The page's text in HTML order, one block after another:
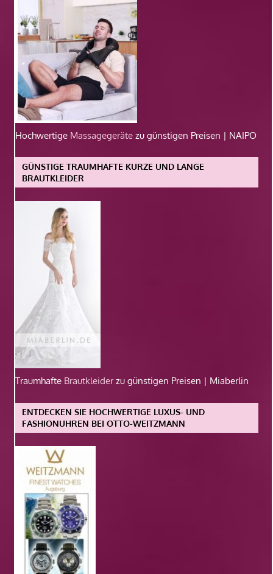
Hochwertige Massagegeräte zu günstigen Preisen | NAIPO
GÜNSTIGE TRAUMHAFTE KURZE UND LANGE
BRAUTKLEIDER
Traumhafte Brautkleiderzu günstigen Preisen | Miaberlin
ENTDECKEN SIE HOCHWERTIGE LUXUS- UND
FASHIONUHREN BEI OTTO-WEITZMANN